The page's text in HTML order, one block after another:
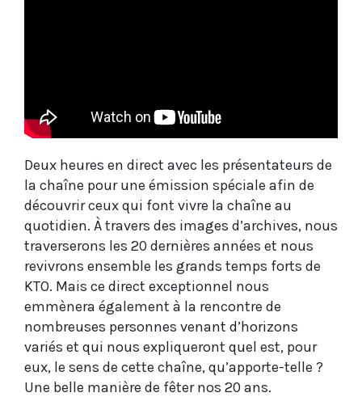
Deux heures en direct avec les présentateurs de
la chaîne pour une émission spéciale afin de
découvrir ceux qui font vivre la chaîne au
quotidien. À travers des images d’archives, nous
traverserons les 20 dernières années et nous
revivrons ensemble les grands temps forts de
KTO. Mais ce direct exceptionnel nous
emmènera également à la rencontre de
nombreuses personnes venant d’horizons
variés et qui nous expliqueront quel est, pour
eux, le sens de cette chaîne, qu’apporte-telle ?
Une belle manière de fêter nos 20 ans.